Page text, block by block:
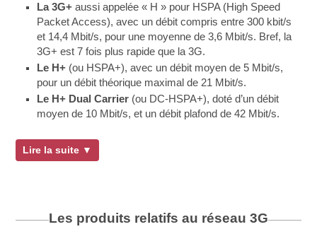
La 3G+ aussi appelée « H » pour HSPA (High Speed
Packet Access), avec un débit compris entre 300 kbit/s
et 14,4 Mbit/s, pour une moyenne de 3,6 Mbit/s. Bref, la
3G+ est 7 fois plus rapide que la 3G.
Le H+ (ou HSPA+), avec un débit moyen de 5 Mbit/s,
pour un débit théorique maximal de 21 Mbit/s.
Le H+ Dual Carrier (ou DC-HSPA+), doté d’un débit
moyen de 10 Mbit/s, et un débit plafond de 42 Mbit/s.
Lire la suite ▼
Les produits relatifs au réseau 3G